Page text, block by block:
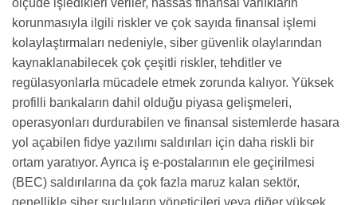
korunmasıyla ilgili riskler ve çok sayıda finansal işlemi
kolaylaştırmaları nedeniyle, siber güvenlik olaylarından
kaynaklanabilecek çok çeşitli riskler, tehditler ve
regülasyonlarla mücadele etmek zorunda kalıyor. Yüksek
profilli bankaların dahil olduğu piyasa gelişmeleri,
operasyonları durdurabilen ve finansal sistemlerde hasara
yol açabilen fidye yazılımı saldırıları için daha riskli bir
ortam yaratıyor. Ayrıca iş e-postalarının ele geçirilmesi
(BEC) saldırılarına da çok fazla maruz kalan sektör,
genellikle siber suçluların yöneticileri veya diğer yüksek